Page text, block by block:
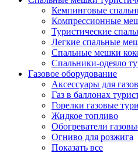
Кемпинговые
Компрессионные
Туристические
Легкие спальные
Спальные мешки
Спальники-одеяло
Газовое оборудование
Аксессуары для
Газ в баллонах
Горелки газовые
Жидкое топливо
Обогреватели
Огниво для розжига
Показать все